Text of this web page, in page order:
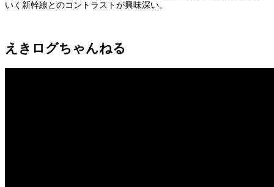
いく新幹線とのコントラストが興味深い。
えきログちゃんねる